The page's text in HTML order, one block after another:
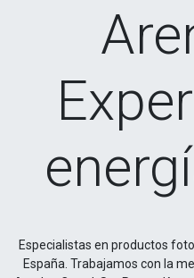
Especialistas en productos
España. Trabajamos con la